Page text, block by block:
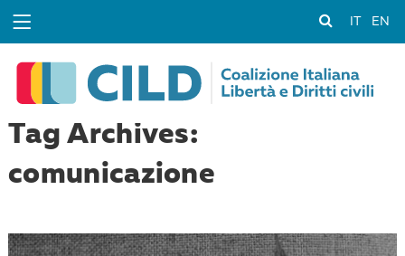
EN
Tag Archives:
comunicazione